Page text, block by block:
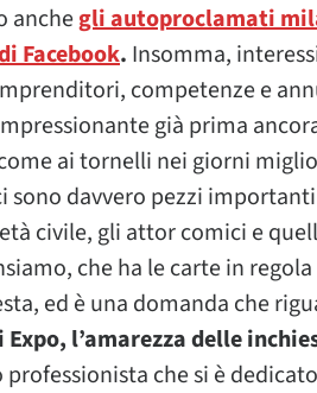
anchegli autoproclamati
Facebook. Insomma,
competenze e
già prima
ai tornelli nei giorni
sono davvero pezzi
civile, gli attor comici e
che ha le carte in
ed è una domanda che
l’amarezza delle
professionista che si è